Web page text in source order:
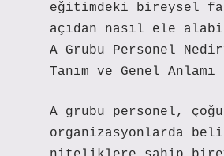
eğitimdeki bireysel
açıdan nasıl ele
A Grubu Personel
Tanım ve Genel Anlamı
A grubu personel,
organizasyonlarda